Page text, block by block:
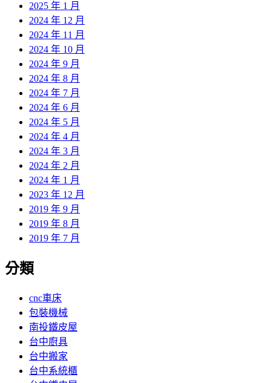
2025 年 1 月
2024 年 12 月
2024 年 11 月
2024 年 10 月
2024 年 9 月
2024 年 8 月
2024 年 7 月
2024 年 6 月
2024 年 5 月
2024 年 4 月
2024 年 3 月
2024 年 2 月
2024 年 1 月
2023 年 12 月
2019 年 9 月
2019 年 8 月
2019 年 7 月
分類
cnc車床
包裝機械
南投鐵皮屋
台中廚具
台中搬家
台中系統櫃